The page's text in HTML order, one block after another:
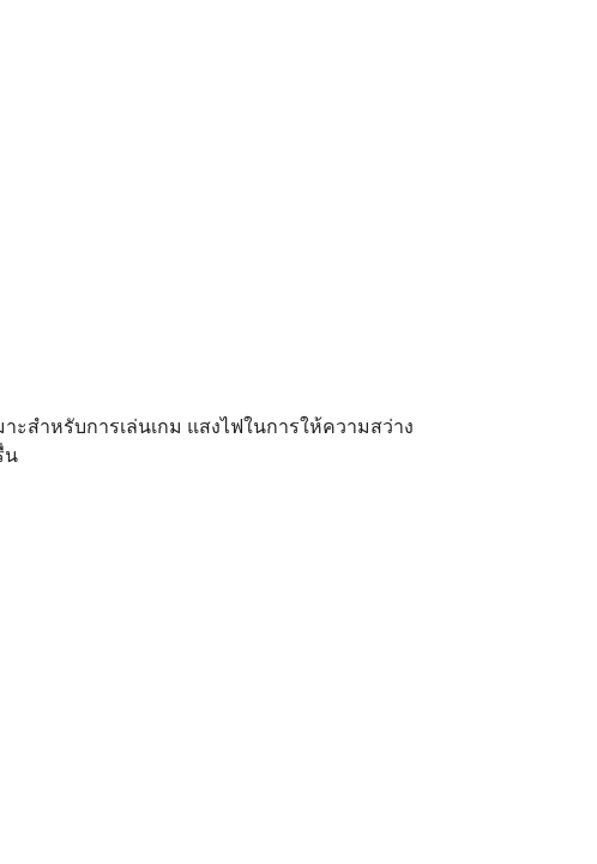
สำหรับการเล่นเกม แสงไฟในการให้ความสว่าง
น